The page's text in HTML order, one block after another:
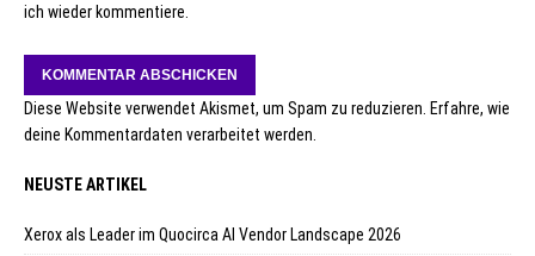
ich wieder kommentiere.
Diese Website verwendet Akismet, um Spam zu reduzieren. Erfahre, wie
deine Kommentardaten verarbeitet werden.
NEUSTE ARTIKEL
Xerox als Leader im Quocirca AI Vendor Landscape 2026